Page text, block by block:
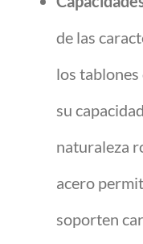
de las
los tablones
su
naturaleza
acero
soporten